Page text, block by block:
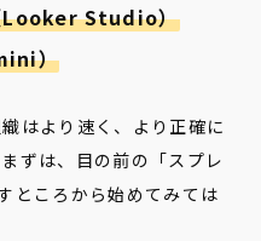
Looker Studio）
）
はより速く、より正確に
ずは、目の前の「スプレ
ところから始めてみては